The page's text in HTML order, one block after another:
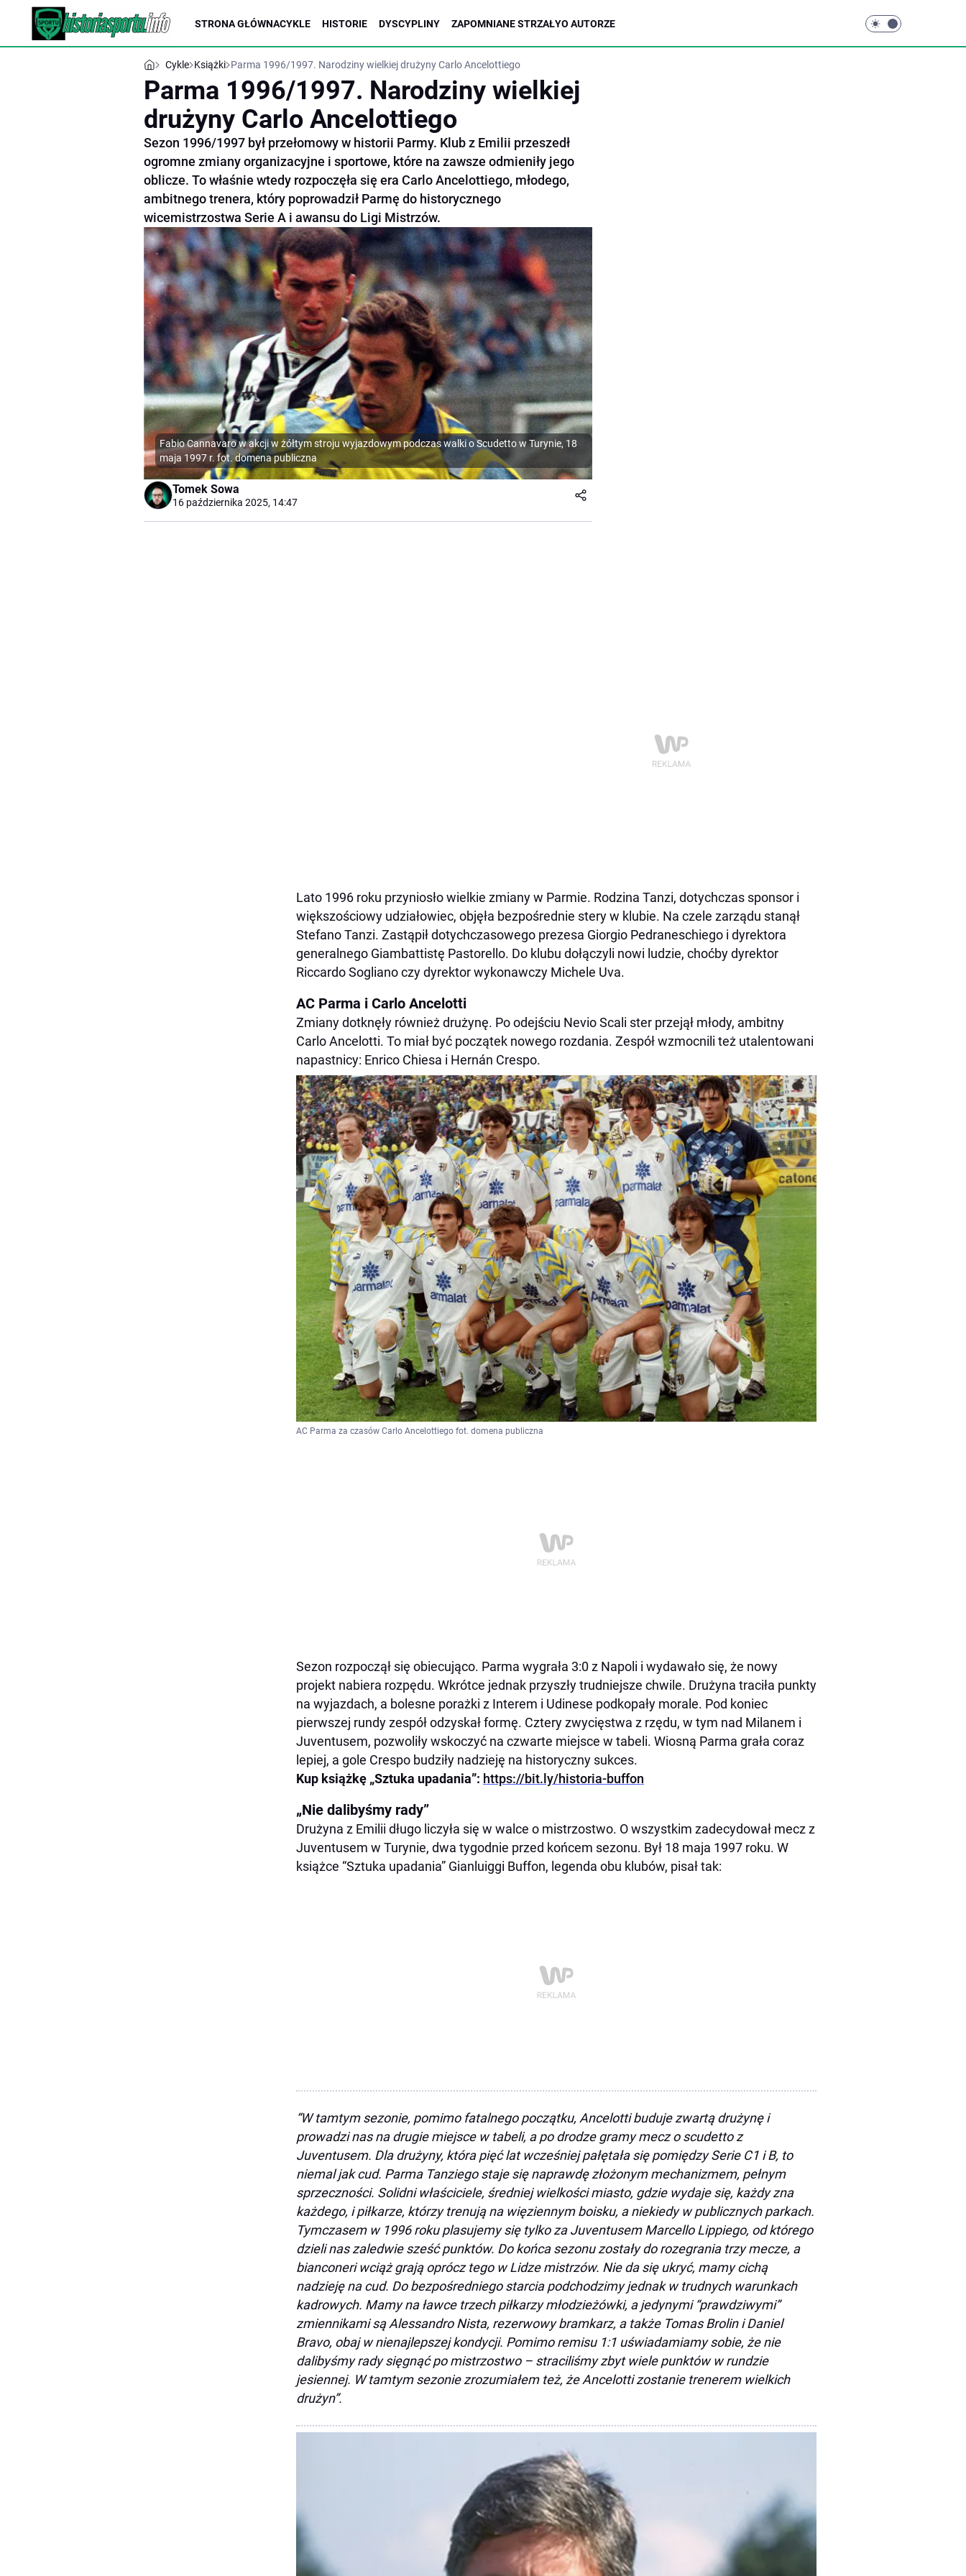
STRONA GŁÓWNACYKLE HISTORIE DYSCYPLINY ZAPOMNIANE STRZAŁYO AUTORZE
Cykle Książki Parma 1996/1997. Narodziny wielkiej drużyny Carlo Ancelottiego
Parma 1996/1997. Narodziny wielkiej
drużyny Carlo Ancelottiego
Sezon 1996/1997 był przełomowy w historii Parmy. Klub z Emilii przeszedł
ogromne zmiany organizacyjne i sportowe, które na zawsze odmieniły jego
oblicze. To właśnie wtedy rozpoczęła się era Carlo Ancelottiego, młodego,
ambitnego trenera, który poprowadził Parmę do historycznego
wicemistrzostwa Serie A i awansu do Ligi Mistrzów.
Fabio Cannavaro w akcji w żółtym stroju wyjazdowym podczas walki o Scudetto w Turynie, 18
maja 1997 r. fot. domena publiczna
Tomek Sowa
16 października 2025, 14:47
Lato 1996 roku przyniosło wielkie zmiany w Parmie. Rodzina Tanzi, dotychczas sponsor i
większościowy udziałowiec, objęła bezpośrednie stery w klubie. Na czele zarządu stanął
Stefano Tanzi. Zastąpił dotychczasowego prezesa Giorgio Pedraneschiego i dyrektora
generalnego Giambattistę Pastorello. Do klubu dołączyli nowi ludzie, choćby dyrektor
Riccardo Sogliano czy dyrektor wykonawczy Michele Uva.
AC Parma i Carlo Ancelotti
Zmiany dotknęły również drużynę. Po odejściu Nevio Scali ster przejął młody, ambitny
Carlo Ancelotti. To miał być początek nowego rozdania. Zespół wzmocnili też utalentowani
napastnicy: Enrico Chiesa i Hernán Crespo.
AC Parma za czasów Carlo Ancelottiego fot. domena publiczna
Sezon rozpoczął się obiecująco. Parma wygrała 3:0 z Napoli i wydawało się, że nowy
projekt nabiera rozpędu. Wkrótce jednak przyszły trudniejsze chwile. Drużyna traciła punkty
na wyjazdach, a bolesne porażki z Interem i Udinese podkopały morale. Pod koniec
pierwszej rundy zespół odzyskał formę. Cztery zwycięstwa z rzędu, w tym nad Milanem i
Juventusem, pozwoliły wskoczyć na czwarte miejsce w tabeli. Wiosną Parma grała coraz
lepiej, a gole Crespo budziły nadzieję na historyczny sukces.
Kup książkę „Sztuka upadania”: https://bit.ly/historia-buffon
„Nie dalibyśmy rady”
Drużyna z Emilii długo liczyła się w walce o mistrzostwo. O wszystkim zadecydował mecz z
Juventusem w Turynie, dwa tygodnie przed końcem sezonu. Był 18 maja 1997 roku. W
książce “Sztuka upadania” Gianluiggi Buffon, legenda obu klubów, pisał tak:
“W tamtym sezonie, pomimo fatalnego początku, Ancelotti buduje zwartą drużynę i
prowadzi nas na drugie miejsce w tabeli, a po drodze gramy mecz o scudetto z
Juventusem. Dla drużyny, która pięć lat wcześniej pałętała się pomiędzy Serie C1 i B, to
niemal jak cud. Parma Tanziego staje się naprawdę złożonym mechanizmem, pełnym
sprzeczności. Solidni właściciele, średniej wielkości miasto, gdzie wydaje się, każdy zna
każdego, i piłkarze, którzy trenują na więziennym boisku, a niekiedy w publicznych parkach.
Tymczasem w 1996 roku plasujemy się tylko za Juventusem Marcello Lippiego, od którego
dzieli nas zaledwie sześć punktów. Do końca sezonu zostały do rozegrania trzy mecze, a
bianconeri wciąż grają oprócz tego w Lidze mistrzów. Nie da się ukryć, mamy cichą
nadzieję na cud. Do bezpośredniego starcia podchodzimy jednak w trudnych warunkach
kadrowych. Mamy na ławce trzech piłkarzy młodzieżówki, a jedynymi “prawdziwymi”
zmiennikami są Alessandro Nista, rezerwowy bramkarz, a także Tomas Brolin i Daniel
Bravo, obaj w nienajlepszej kondycji. Pomimo remisu 1:1 uświadamiamy sobie, że nie
dalibyśmy rady sięgnąć po mistrzostwo – straciliśmy zbyt wiele punktów w rundzie
jesiennej. W tamtym sezonie zrozumiałem też, że Ancelotti zostanie trenerem wielkich
drużyn”.